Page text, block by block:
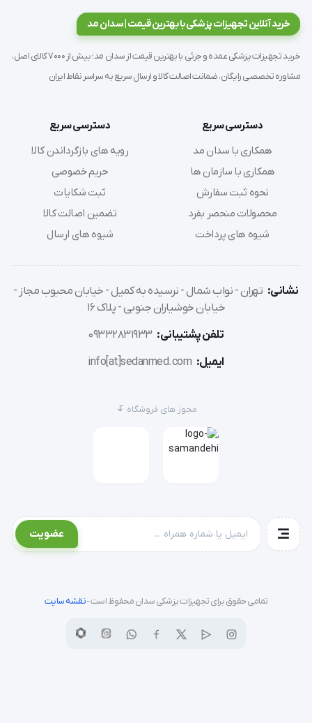
خرید آنلاین تجهیزات پزشکی با بهترین قیمت | سدان مد
خرید تجهیزات پزشکی عمده و جزئی با بهترین قیمت از سدان مد؛ بیش از 7000 کالای اصل،
مشاوره تخصصی رایگان، ضمانت اصالت کالا و ارسال سریع به سراسر نقاط ایران
دسترسی سریع
همکاری با سدان مد
همکاری با سازمان ها
نحوه ثبت سفارش
محصولات منحصر بفرد
شیوه های پرداخت
دسترسی سریع
رویه های بازگرداندن کالا
حریم خصوصی
ثبت شکایات
تضمین اصالت کالا
شیوه های ارسال
نشانی: تهران - نواب شمال - نرسیده به کمیل - خیابان محبوب مجاز -
خیابان خوشیاران جنوبی - پلاک 16
تلفن پشتیبانی: 09332831933
ایمیل: info[at]sedanmed.com
مجوز های فروشگاه
عضویت
تمامی حقوق برای تجهیزات پزشکی سدان محفوظ است -نقشه سایت